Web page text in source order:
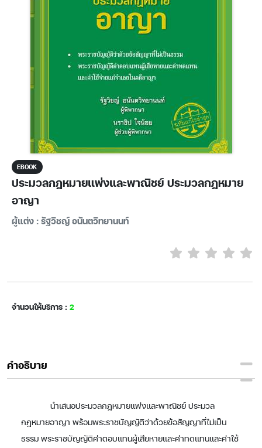
EBOOK
ประมวลกฎหมายแพ่งและพาณิชย์ ประมวลกฎหมาย
อาญา
ผู้แต่ง : รัฐวิชญ์ อนันตวิทยานนท์
จำนวนให้บริการ : 2
คำอธิบาย
นำเสนอประมวลกฎหมายแพ่งและพาณิชย์ ประมวล
กฎหมายอาญา พร้อมพระราชบัญญัติว่าด้วยข้อสัญญาที่ไม่เป็น
ธรรม พระราชบัญญัติค่าตอบแทนผู้เสียหายและค่าทดแทนและค่าใช้